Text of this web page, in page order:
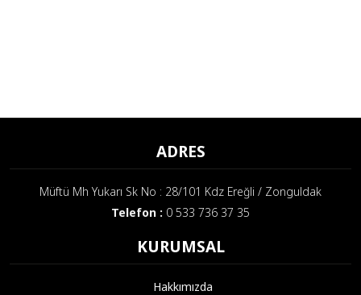
ADRES
Müftü Mh Yukarı Sk No : 28/101 Kdz Ereğli / Zonguldak
Telefon : 0 533 736 37 35
KURUMSAL
Hakkımızda